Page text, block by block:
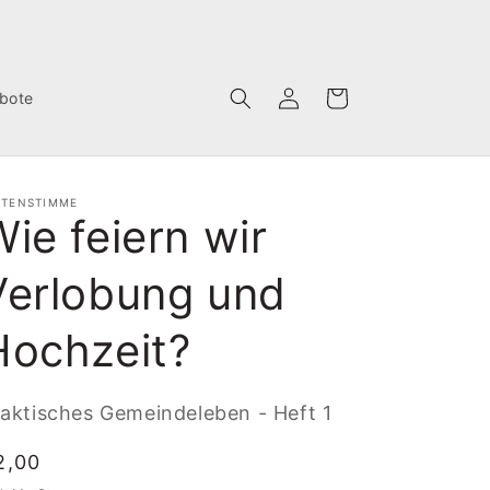
EinloggenWarenkorb
feiern wir
und
Gemeindeleben - Heft 1